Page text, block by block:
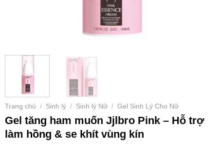
Trang chủ / Sinh lý / Sinh lý Nữ / Gel Sinh Lý Cho Nữ
Gel tăng ham muốn Jjlbro Pink – Hỗ trợ
làm hồng & se khít vùng kín